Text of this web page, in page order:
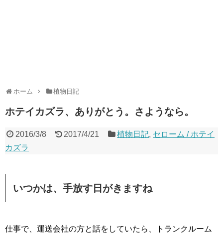
ホーム 植物日記
ホテイカズラ、ありがとう。さようなら。
2016/3/8 2017/4/21 植物日記, セローム / ホテイ
カズラ
いつかは、手放す日がきますね
仕事で、運送会社の方と話をしていたら、トランクルーム